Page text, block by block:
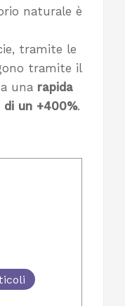
naturale è
tramite le
tramite il
una rapida
di un +400%.